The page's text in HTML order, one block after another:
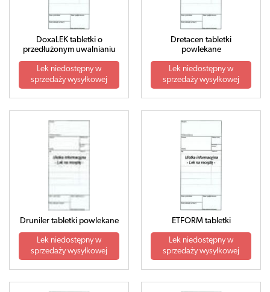
DoxaLEK tabletki o
przedłużonym uwalnianiu
Lek niedostępny w
sprzedaży wysyłkowej
Dretacen tabletki
powlekane
Lek niedostępny w
sprzedaży wysyłkowej
Druniler tabletki powlekane
Lek niedostępny w
sprzedaży wysyłkowej
ETFORM tabletki
Lek niedostępny w
sprzedaży wysyłkowej